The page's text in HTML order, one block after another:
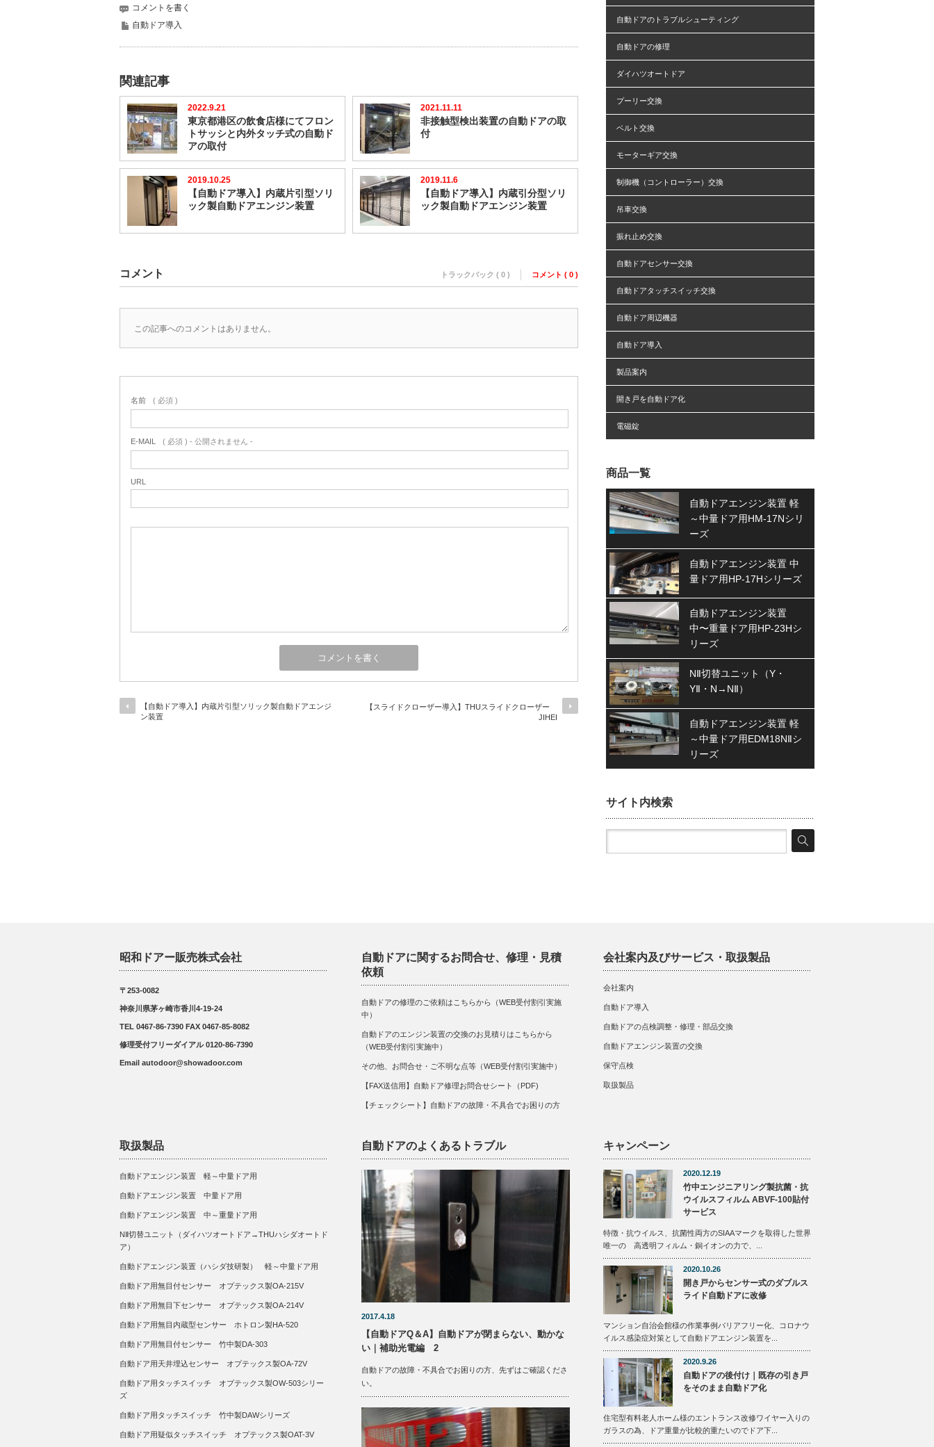
コメントを書く
自動ドア導入
関連記事
2022.9.21
東京都港区の飲食店様にてフロン
トサッシと内外タッチ式の自動ド
アの取付
2021.11.11
非接触型検出装置の自動ドアの取
付
2019.10.25
【自動ドア導入】内蔵片引型ソリ
ック製自動ドアエンジン装置
2019.11.6
【自動ドア導入】内蔵引分型ソリ
ック製自動ドアエンジン装置
コメント トラックバック ( 0 ) コメント ( 0 )
この記事へのコメントはありません。
名前 ( 必須 )
E-MAIL ( 必須 ) - 公開されません -
URL
【自動ドア導入】内蔵片引型ソリック製自動ドアエンジ
ン装置
【スライドクローザー導入】THUスライドクローザー
JIHEI
自動ドアのトラブルシューティング
自動ドアの修理
ダイハツオートドア
プーリー交換
ベルト交換
モーターギア交換
制御機（コントローラー）交換
吊車交換
振れ止め交換
自動ドアセンサー交換
自動ドアタッチスイッチ交換
自動ドア周辺機器
自動ドア導入
製品案内
開き戸を自動ドア化
電磁錠
商品一覧
自動ドアエンジン装置 軽
～中量ドア用HM-17Nシリ
ーズ
自動ドアエンジン装置 中
量ドア用HP-17Hシリーズ
自動ドアエンジン装置
中〜重量ドア用HP-23Hシ
リーズ
NⅡ切替ユニット（Y・
YⅡ・N→NⅡ）
自動ドアエンジン装置 軽
～中量ドア用EDM18NⅡシ
リーズ
サイト内検索
昭和ドアー販売株式会社
〒253-0082
神奈川県茅ヶ崎市香川4-19-24
TEL 0467-86-7390 FAX 0467-85-8082
修理受付フリーダイアル 0120-86-7390
Email autodoor@showadoor.com
自動ドアに関するお問合せ、修理・見積
依頼
自動ドアの修理のご依頼はこちらから（WEB受付割引実施
中）
自動ドアのエンジン装置の交換のお見積りはこちらから
（WEB受付割引実施中）
その他、お問合せ・ご不明な点等（WEB受付割引実施中）
【FAX送信用】自動ドア修理お問合せシート（PDF)
【チェックシート】自動ドアの故障・不具合でお困りの方
会社案内及びサービス・取扱製品
会社案内
自動ドア導入
自動ドアの点検調整・修理・部品交換
自動ドアエンジン装置の交換
保守点検
取扱製品
取扱製品
自動ドアエンジン装置 軽～中量ドア用
自動ドアエンジン装置 中量ドア用
自動ドアエンジン装置 中～重量ドア用
NⅡ切替ユニット（ダイハツオートドア→THUハシダオートド
ア）
自動ドアエンジン装置（ハシダ技研製） 軽～中量ドア用
自動ドア用無目付センサー オプテックス製OA-215V
自動ドア用無目下センサー オプテックス製OA-214V
自動ドア用無目内蔵型センサー ホトロン製HA-520
自動ドア用無目付センサー 竹中製DA-303
自動ドア用天井埋込センサー オプテックス製OA-72V
自動ドア用タッチスイッチ オプテックス製OW-503シリー
ズ
自動ドア用タッチスイッチ 竹中製DAWシリーズ
自動ドア用疑似タッチスイッチ オプテックス製OAT-3V
自動ドアのよくあるトラブル
2017.4.18
【自動ドアQ＆A】自動ドアが閉まらない、動かな
い｜補助光電編 2
自動ドアの故障・不具合でお困りの方、先ずはご確認くださ
い。
キャンペーン
2020.12.19
竹中エンジニアリング製抗菌・抗
ウイルスフィルム ABVF-100貼付
サービス
特徴・抗ウイルス、抗菌性両方のSIAAマークを取得した世界
唯一の 高透明フィルム・銅イオンの力で、...
2020.10.26
開き戸からセンサー式のダブルス
ライド自動ドアに改修
マンション自治会館様の作業事例バリアフリー化、コロナウ
イルス感染症対策として自動ドアエンジン装置を...
2020.9.26
自動ドアの後付け｜既存の引き戸
をそのまま自動ドア化
住宅型有料老人ホーム様のエントランス改修ワイヤー入りの
ガラスの為、ドア重量が比較的重たいのでドア下...